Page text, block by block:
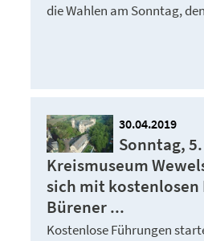
die Wahlen am Sonntag,
30.04.2019
Sonntag,
Kreismuseum
sich mit kostenlosen
Bürener ...
Kostenlose Führungen